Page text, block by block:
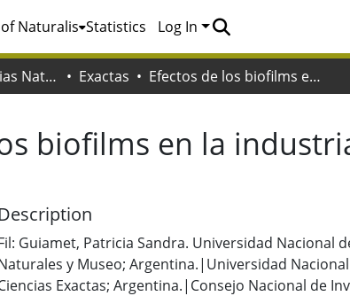
Naturalis Statistics Log In
Facultad de Ciencias Naturales y Museo Exactas Efectos de los biofilms en la industria termoeléctrica y en la industria del petróleo
biofilms en la
Description
Guiamet, Patricia Sandra. Universidad Nacional
y Museo; Argentina.|Universidad
Exactas; Argentina.|Consejo Nacional de